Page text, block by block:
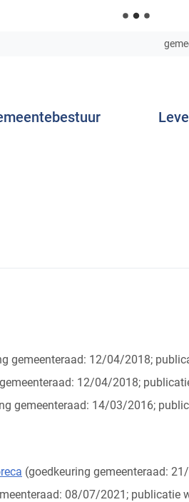
gemeenteraad: 12/04/2018;
12/04/2018;
gemeenteraad: 14/03/2016;
(goedkeuring gemeenteraad:
08/07/2021; publicatie